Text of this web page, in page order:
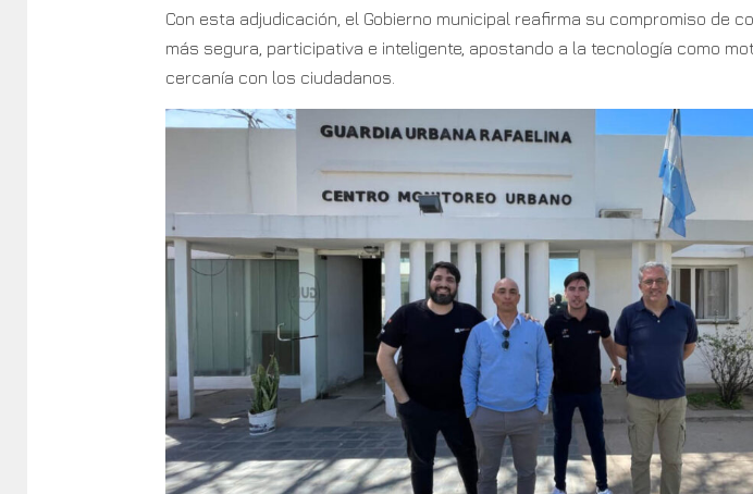
Con esta adjudicación, el Gobierno municipal reafirma su compromiso de
más segura, participativa e inteligente, apostando a la tecnología como
cercanía con los ciudadanos.